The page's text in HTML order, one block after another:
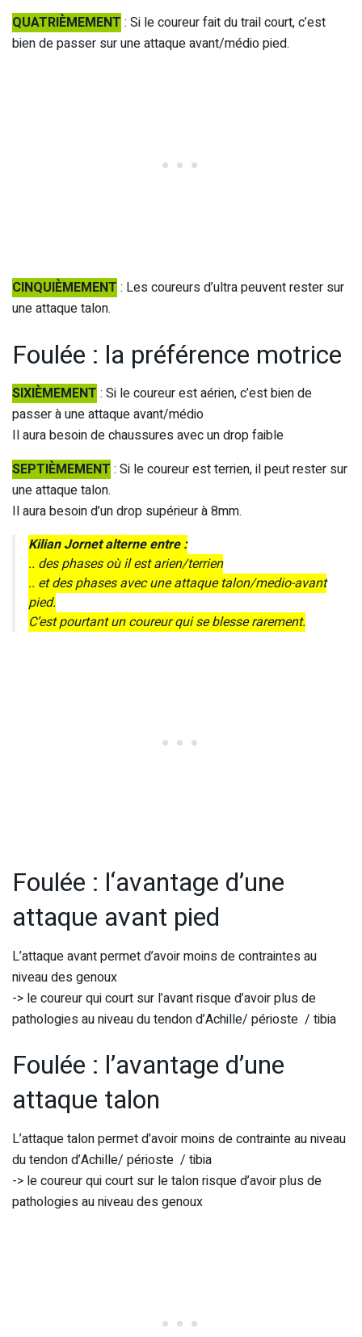
QUATRIÈMEMENT : Si le coureur fait du trail court, c’est
bien de passer sur une attaque avant/médio pied.
CINQUIÈMEMENT : Les coureurs d’ultra peuvent rester sur
une attaque talon.
Foulée : la préférence motrice
SIXIÈMEMENT : Si le coureur est aérien, c’est bien de
passer à une attaque avant/médio
Il aura besoin de chaussures avec un drop faible
SEPTIÈMEMENT : Si le coureur est terrien, il peut rester sur
une attaque talon.
Il aura besoin d’un drop supérieur à 8mm.
Kilian Jornet alterne entre :
.. des phases où il est arien/terrien
.. et des phases avec une attaque talon/medio-avant
pied.
C’est pourtant un coureur qui se blesse rarement.
Foulée : l‘avantage d’une
attaque avant pied
L’attaque avant permet d’avoir moins de contraintes au
niveau des genoux
-> le coureur qui court sur l’avant risque d’avoir plus de
pathologies au niveau du tendon d’Achille/ périoste / tibia
Foulée : l’avantage d’une
attaque talon
L’attaque talon permet d’avoir moins de contrainte au niveau
du tendon d’Achille/ périoste / tibia
-> le coureur qui court sur le talon risque d’avoir plus de
pathologies au niveau des genoux